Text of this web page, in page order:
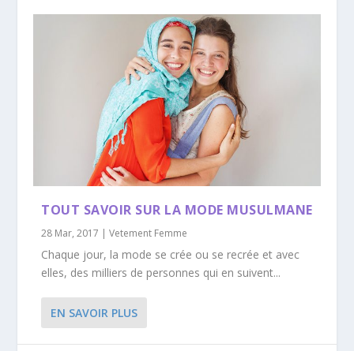
TOUT SAVOIR SUR LA MODE MUSULMANE
28 Mar, 2017 |Vetement Femme
Chaque jour, la mode se crée ou se recrée et avec
elles, des milliers de personnes qui en suivent...
EN SAVOIR PLUS